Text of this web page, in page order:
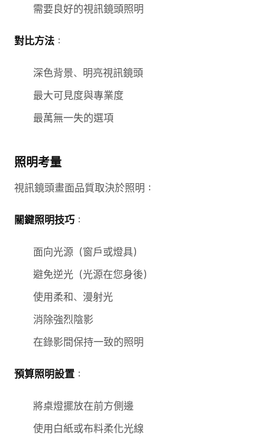
需要良好的視訊鏡頭照明
對比方法 ：
深色背景、明亮視訊鏡頭
最大可見度與專業度
最萬無一失的選項
照明考量
視訊鏡頭畫面品質取決於照明：
關鍵照明技巧 ：
面向光源（窗戶或燈具）
避免逆光（光源在您身後）
使用柔和、漫射光
消除強烈陰影
在錄影間保持一致的照明
預算照明設置 ：
將桌燈擺放在前方側邊
使用白紙或布料柔化光線